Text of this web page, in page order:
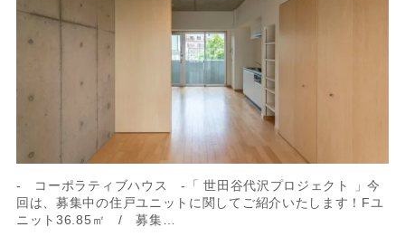
- コーポラティブハウス -「 世田谷代沢プロジェクト 」今
回は、募集中の住戸ユニットに関してご紹介いたします！Fユ
ニット36.85㎡ / 募集…